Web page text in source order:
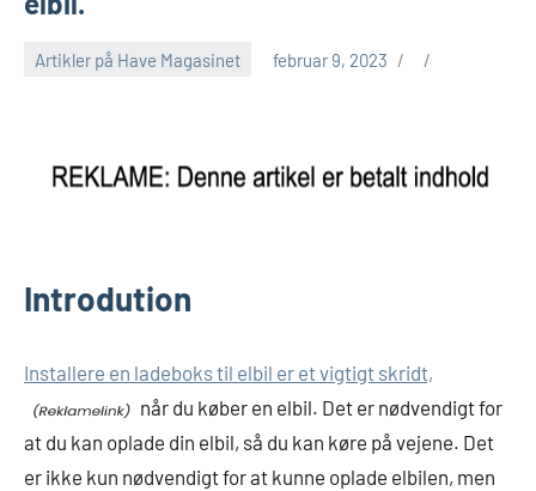
Artikler på Have Magasinet februar 9, 2023
Introdution
Installere en ladeboks til elbil er et vigtigt skridt,
når du køber en elbil. Det er nødvendigt for
at du kan oplade din elbil, så du kan køre på vejene. Det
er ikke kun nødvendigt for at kunne oplade elbilen, men